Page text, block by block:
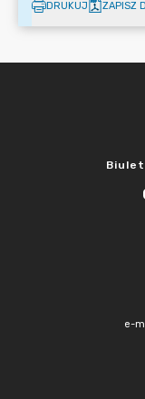
DRUKUJ ZAPISZ
e-